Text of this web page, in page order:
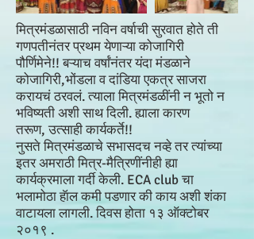
मित्रमंडळासाठी नविन वर्षाची सुरवात होते ती
गणपतीनंतर प्रथम येणाऱ्या कोजागिरी
पौर्णिमेने!! बऱ्याच वर्षांनंतर यंदा मंडळाने
कोजागिरी,भोंडला व दांडिया एकत्र साजरा
करायचं ठरवलं. त्याला मित्रमंडळींनी न भूतो न
भविष्यती अशी साथ दिली. ह्याला कारण
तरूण, उत्साही कार्यकर्ते!!
नुसते मित्रमंडळाचे सभासदच नव्हे तर त्यांच्या
इतर अमराठी मित्र-मैत्रिणींनीही ह्या
कार्यक्रमाला गर्दी केली. ECA club चा
भलामोठा हॅाल कमी पडणार की काय अशी शंका
वाटायला लागली. दिवस होता १३ ऑक्टोबर
२०१९ .